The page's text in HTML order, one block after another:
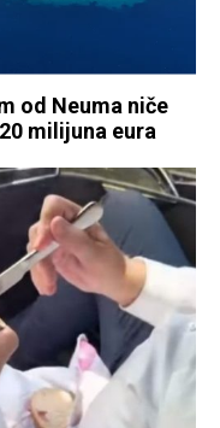
od Neuma niče
milijuna eura